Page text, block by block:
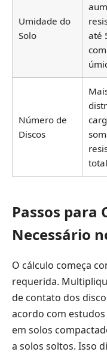
Umidade do
Solo
até
Número de
Discos
Passos para
Necessário
O cálculo começa
requerida.
de contato dos
acordo com estudos
em solos
a solos soltos. Isso